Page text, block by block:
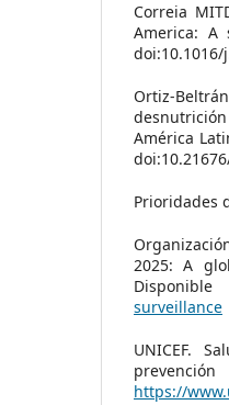
Correia
America: A
doi:10.1016/
Ortiz-
América
Prioridades
2025: A
surveillance
UNICEF.
https://